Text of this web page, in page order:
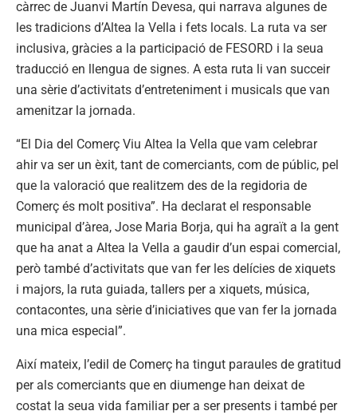
càrrec de Juanvi Martín Devesa, qui narrava algunes de
les tradicions d’Altea la Vella i fets locals. La ruta va ser
inclusiva, gràcies a la participació de FESORD i la seua
traducció en llengua de signes. A esta ruta li van succeir
una sèrie d’activitats d’entreteniment i musicals que van
amenitzar la jornada.
“El Dia del Comerç Viu Altea la Vella que vam celebrar
ahir va ser un èxit, tant de comerciants, com de públic, pel
que la valoració que realitzem des de la regidoria de
Comerç és molt positiva”. Ha declarat el responsable
municipal d’àrea, Jose Maria Borja, qui ha agraït a la gent
que ha anat a Altea la Vella a gaudir d’un espai comercial,
però també d’activitats que van fer les delícies de xiquets
i majors, la ruta guiada, tallers per a xiquets, música,
contacontes, una sèrie d’iniciatives que van fer la jornada
una mica especial”.
Així mateix, l’edil de Comerç ha tingut paraules de gratitud
per als comerciants que en diumenge han deixat de
costat la seua vida familiar per a ser presents i també per